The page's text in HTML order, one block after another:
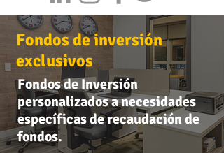
Fondos de inversión
exclusivos
Fondos de Inversión
personalizados a necesidades
específicas de recaudación de
fondos.